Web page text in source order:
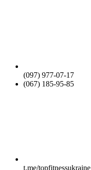
(097) 977-07-17
(067) 185-95-85
t.me/topfitnessukraine